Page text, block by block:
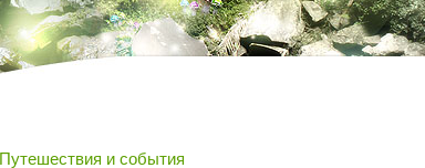
Путешествия и события